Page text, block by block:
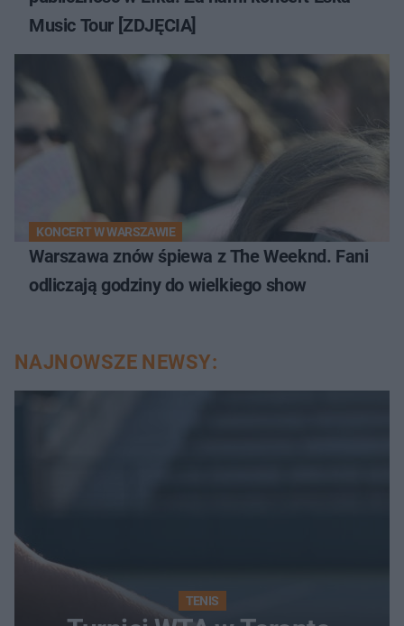
Music Tour [ZDJĘCIA]
KONCERT W WARSZAWIE
Warszawa znów śpiewa z The Weeknd. Fani
odliczają godziny do wielkiego show
NAJNOWSZE NEWSY:
TENIS